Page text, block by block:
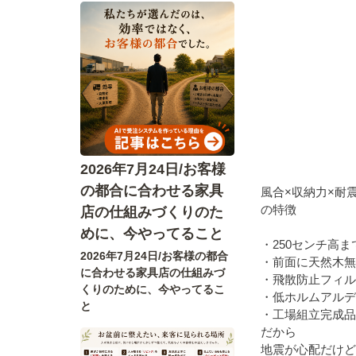
2026年7月24日/お客様
の都合に合わせる家具
店の仕組みづくりのた
めに、今やってること
2026年7月24日/お客様の都合
に合わせる家具店の仕組みづ
くりのために、今やってるこ
と
風合×収納力×耐
の特徴
・250センチ高
・前面に天然木
・飛散防止フィ
・低ホルムアル
・工場組立完成
だから
地震が心配だけ